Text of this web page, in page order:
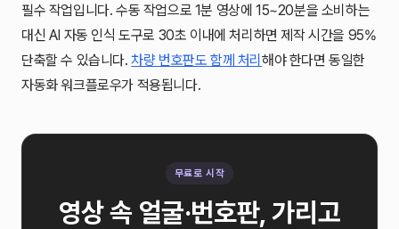
필수 작업입니다. 수동 작업으로 1분 영상에 15~20분을 소비하는
대신 AI 자동 인식 도구로 30초 이내에 처리하면 제작 시간을 95%
단축할 수 있습니다.차량 번호판도 함께 처리해야 한다면 동일한
자동화 워크플로우가 적용됩니다.
무료로 시작
영상 속 얼굴·번호판, 가리고